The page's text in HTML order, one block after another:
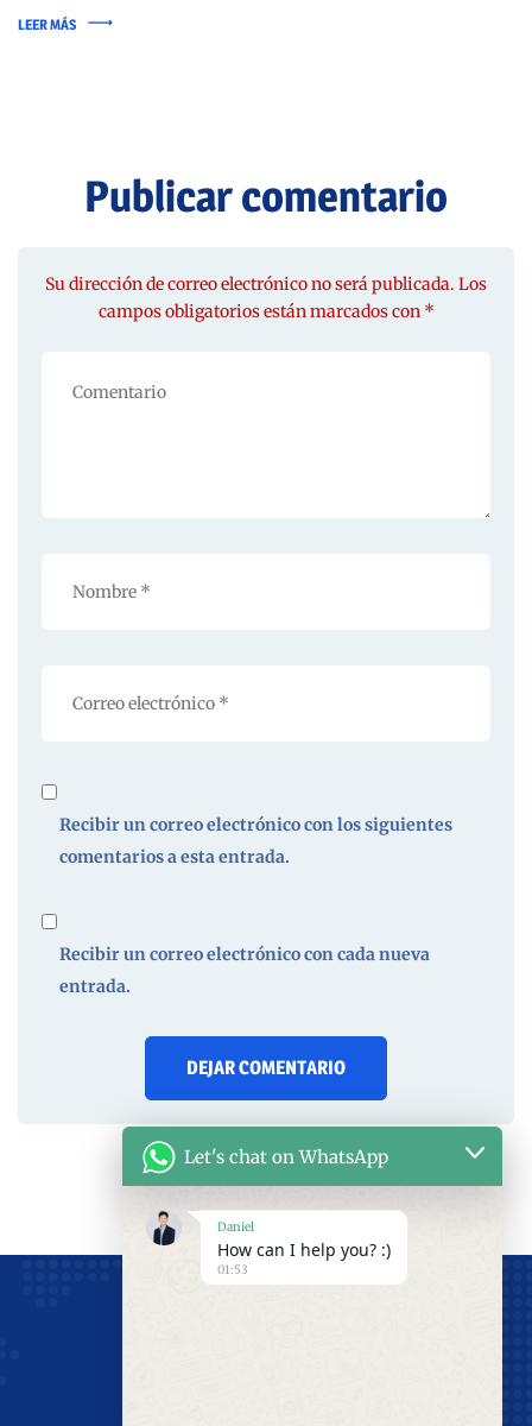
LEER MÁS
Publicar comentario
Su dirección de correo electrónico no será publicada. Los
campos obligatorios están marcados con *
Recibir un correo electrónico con los siguientes
comentarios a esta entrada.
Recibir un correo electrónico con cada nueva
entrada.
Let's chat on WhatsApp
Daniel
How can I help you? :)
01:53